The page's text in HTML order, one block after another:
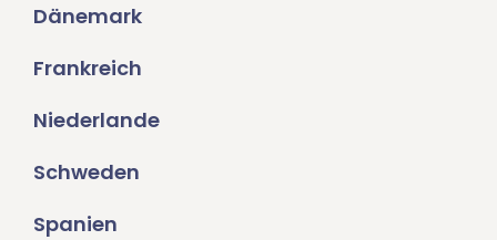
Dänemark
Frankreich
Niederlande
Schweden
Spanien